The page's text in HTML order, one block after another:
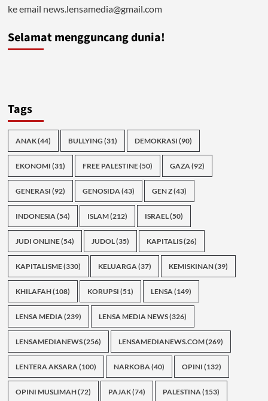
ke email news.lensamedia@gmail.com
Selamat mengguncang dunia!
Tags
ANAK(44) BULLYING (31) DEMOKRASI (90)
EKONOMI (31) FREE PALESTINE(50) GAZA(92)
GENERASI (92) GENOSIDA(43) GEN Z(43)
INDONESIA(54) ISLAM(212) ISRAEL(50)
JUDI ONLINE(54) JUDOL(35) KAPITALIS(26)
KAPITALISME(330) KELUARGA(37) KEMISKINAN(39)
KHILAFAH(108) KORUPSI (51) LENSA(149)
LENSA MEDIA(239) LENSA MEDIA NEWS(326)
LENSAMEDIANEWS(256) LENSAMEDIANEWS.COM(269)
LENTERA AKSARA(100) NARKOBA(40) OPINI (132)
OPINI MUSLIMAH(72) PAJAK(74) PALESTINA(153)